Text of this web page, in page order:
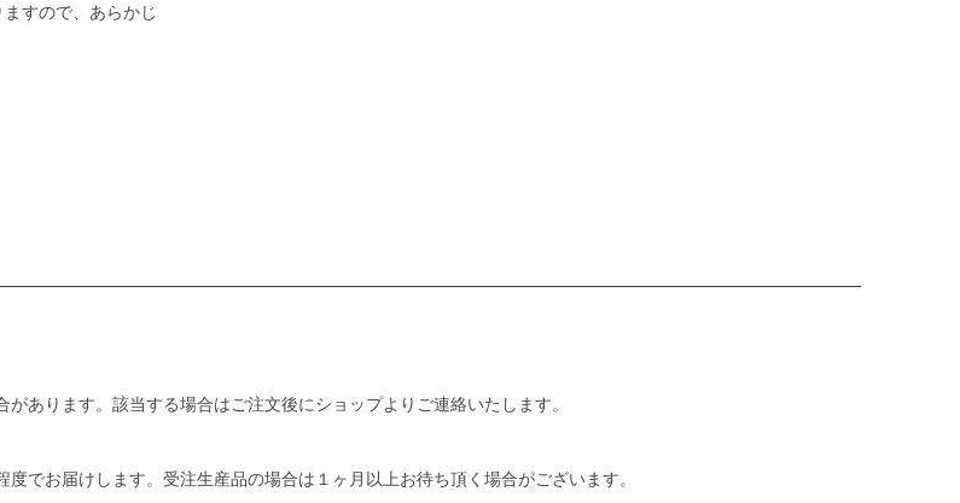
すので、あらかじ
あります。該当する場合はご注文後にショップよりご連絡いたします。
でお届けします。受注生産品の場合は１ヶ月以上お待ち頂く場合がございます。